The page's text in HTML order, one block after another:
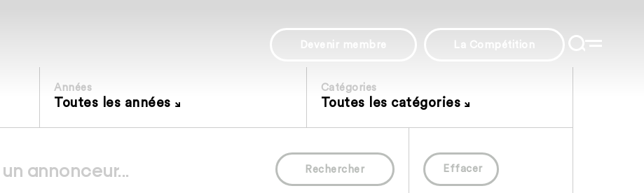
Devenir membre La Compétition
Années
Toutes les années
Catégories
Toutes les catégories
Rechercher Effacer